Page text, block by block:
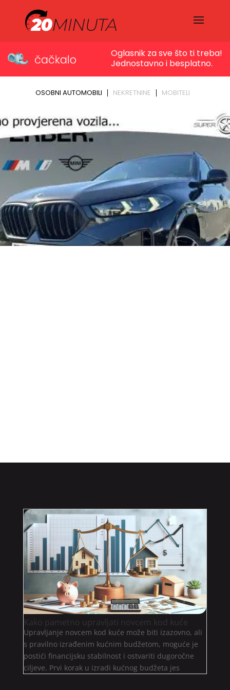
Kako pametno upravljati novcem kod kuće
Upravljanje novcem kod kuće može biti izazovno, ali
s pravilno izrađenim kućnim budžetom, moguće je
postići financijsku stabilnost i ostvariti dugoročne
ciljeve. Prvi korak u izradi kućnog budžeta jes